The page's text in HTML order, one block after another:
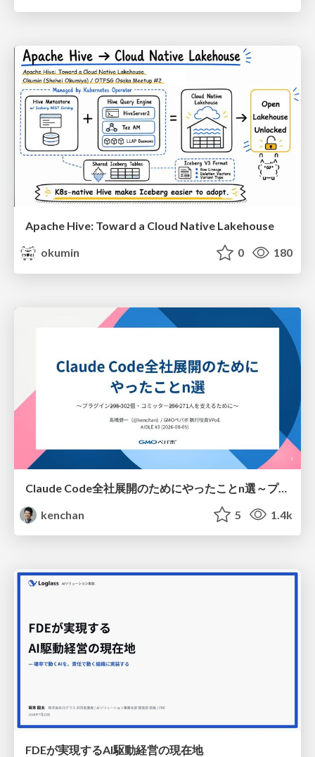
Apache Hive: Toward a Cloud Native Lakehouse
okumin
0 180
Claude Code全社展開のためにやったことn選～プラグイン302個・コミッター271人を支えるために～
kenchan
5 1.4k
FDEが実現するAI駆動経営の現在地